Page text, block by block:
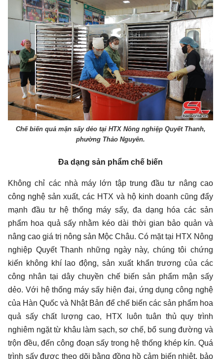
Chế biến quả mận sấy dẻo tại HTX Nông nghiệp Quyết Thanh,
phường Thảo Nguyên.
Đa dạng sản phẩm chế biến
Không chỉ các nhà máy lớn tập trung đầu tư nâng cao
công nghệ sản xuất, các HTX và hộ kinh doanh cũng đẩy
mạnh đầu tư hệ thống máy sấy, đa dạng hóa các sản
phẩm hoa quả sấy nhằm kéo dài thời gian bảo quản và
nâng cao giá trị nông sản Mộc Châu. Có mặt tại HTX Nông
nghiệp Quyết Thanh những ngày này, chúng tôi chứng
kiến không khí lao động, sản xuất khẩn trương của các
công nhân tại dây chuyền chế biến sản phẩm mận sấy
dẻo. Với hệ thống máy sấy hiện đại, ứng dụng công nghệ
của Hàn Quốc và Nhật Bản để chế biến các sản phẩm hoa
quả sấy chất lượng cao, HTX luôn tuân thủ quy trình
nghiêm ngặt từ khâu làm sạch, sơ chế, bổ sung đường và
trộn đều, đến công đoạn sấy trong hệ thống khép kín. Quá
trình sấy được theo dõi bằng đồng hồ cảm biến nhiệt, bảo